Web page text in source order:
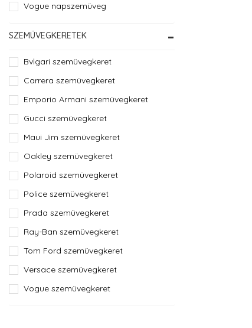
Vogue napszemüveg
SZEMÜVEGKERETEK
Bvlgari szemüvegkeret
Carrera szemüvegkeret
Emporio Armani szemüvegkeret
Gucci szemüvegkeret
Maui Jim szemüvegkeret
Oakley szemüvegkeret
Polaroid szemüvegkeret
Police szemüvegkeret
Prada szemüvegkeret
Ray-Ban szemüvegkeret
Tom Ford szemüvegkeret
Versace szemüvegkeret
Vogue szemüvegkeret